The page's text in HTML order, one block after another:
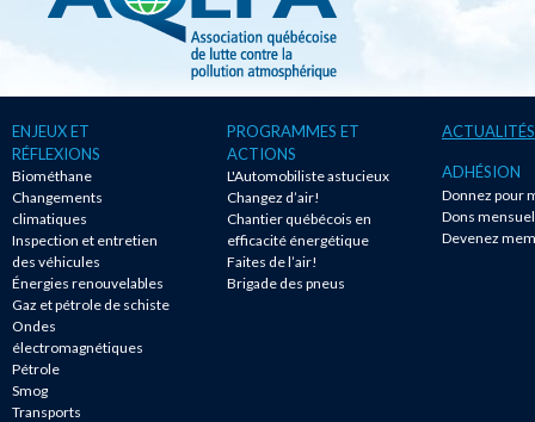
ENJEUX ET
RÉFLEXIONS
Biométhane
Changements
climatiques
Inspection et entretien
des véhicules
Énergies renouvelables
Gaz et pétrole de schiste
Ondes
électromagnétiques
Pétrole
Smog
Transports
PROGRAMMES ET
ACTIONS
L'Automobiliste astucieux
Changez d’air!
Chantier québécois en
efficacité énergétique
Faites de l’air!
Brigade des pneus
ACTUALITÉS
ADHÉSION
Donnez pour
Dons
Devenez